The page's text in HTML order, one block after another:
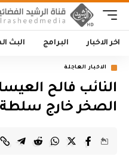
اخر الاخبار البرامج البث
الاخبار العاجلة
النائب فالح
الصخر خارج سلطة